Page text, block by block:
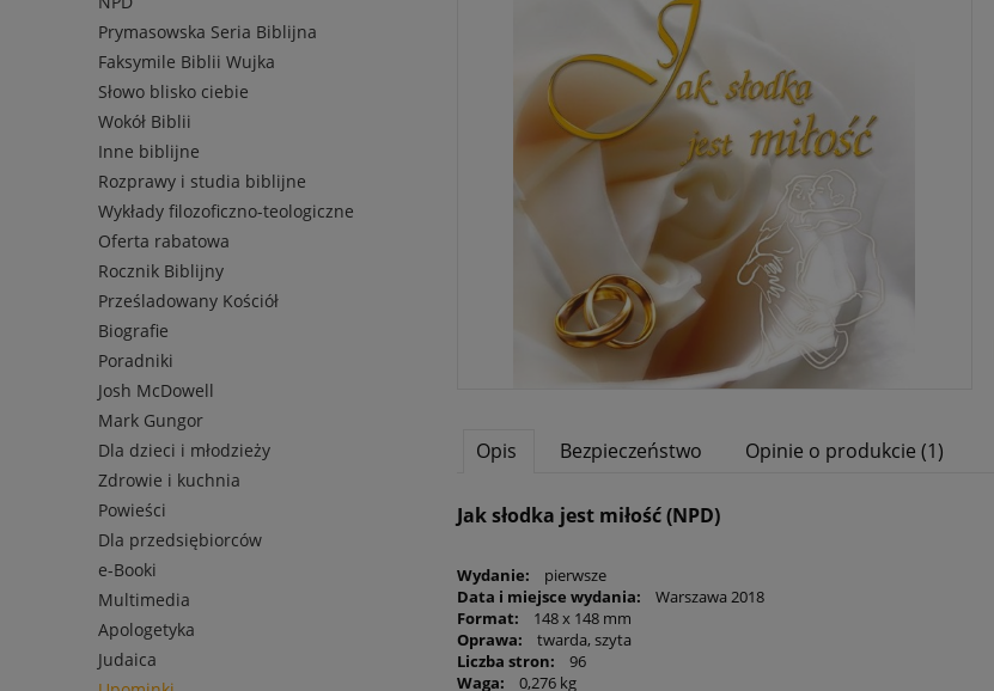
Prymasowska Seria Biblijna
Faksymile Biblii Wujka
Słowo blisko ciebie
Wokół Biblii
Inne biblijne
Rozprawy i studia biblijne
Wykłady filozoficzno-teologiczne
Oferta rabatowa
Rocznik Biblijny
Prześladowany Kościół
Biografie
Poradniki
Josh McDowell
Mark Gungor
Dla dzieci i młodzieży
Zdrowie i kuchnia
Powieści
Dla przedsiębiorców
e-Booki
Multimedia
Apologetyka
Judaica
Opis Bezpieczeństwo Opinie o produkcie (1)
Jak słodka jest miłość (NPD)
Wydanie:
pierwsze
Data i miejsce wydania:
Warszawa 2018
Format:
148 x 148 mm
Oprawa:
twarda, szyta
Liczba stron:
96
Waga: 0,276 kg